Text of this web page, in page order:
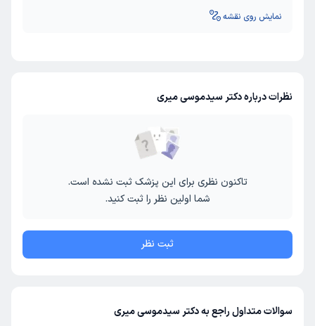
نمایش روی نقشه
نظرات درباره دکتر سیدموسی میری
تاکنون نظری برای این پزشک ثبت نشده است.
شما اولین نظر را ثبت کنید.
ثبت نظر
سوالات متداول راجع به دکتر سیدموسی میری